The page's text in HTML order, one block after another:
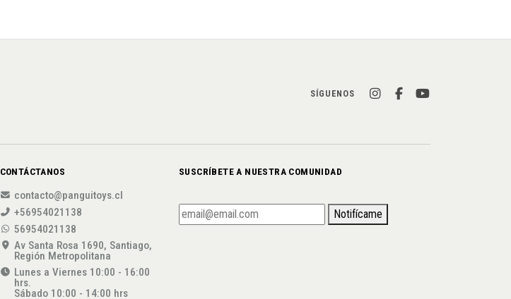
SÍGUENOS
CONTÁCTANOS
contacto@panguitoys.cl
+56954021138
56954021138
Av Santa Rosa 1690, Santiago,
Región Metropolitana
Lunes a Viernes 10:00 - 16:00
hrs.
Sábado 10:00 - 14:00 hrs
SUSCRÍBETE A NUESTRA COMUNIDAD
Notifícame